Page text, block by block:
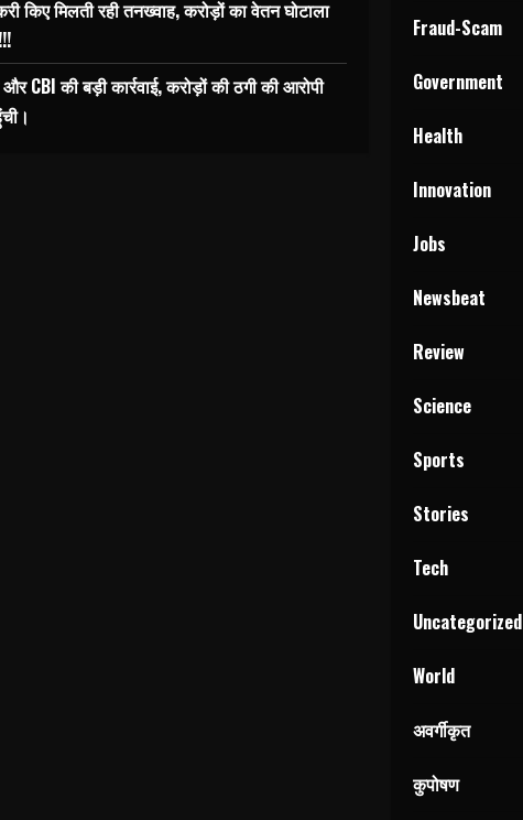
किए मिलती रही तनख्वाह, करोड़ों का वेतन घोटाला
CBI की बड़ी कार्रवाई, करोड़ों की ठगी की आरोपी
Fraud-Scam
Government
Health
Innovation
Jobs
Newsbeat
Review
Science
Sports
Stories
Tech
Uncategorized
World
अवर्गीकृत
कुपोषण